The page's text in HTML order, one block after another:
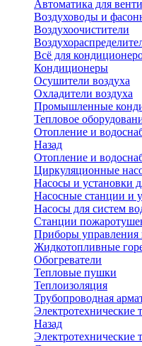
Автоматика для
Воздуховоды и
Воздухоочистители
Всё для
Кондиционеры
Осушители воздуха
Охладители воздуха
Промышленные
Тепловое
Отопление и
Назад
Отопление и
Циркуляционные
Насосы и установки
Насосные станции и
Насосы для систем
Станции
Приборы управления
Жидкотопливные
Обогреватели
Тепловые пушки
Теплоизоляция
Трубопроводная
Электротехнические
Назад
Электротехнические